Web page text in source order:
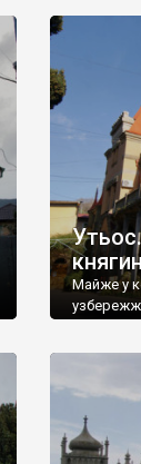
Майже у